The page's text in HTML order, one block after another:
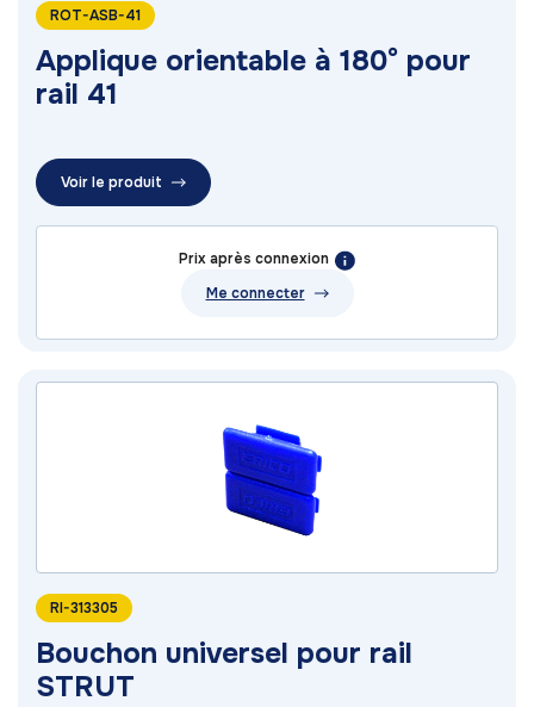
ROT-ASB-41
Applique orientable à 180° pour
rail 41
Voir le produit
Prix après connexion
Me connecter
RI-313305
Bouchon universel pour rail
STRUT